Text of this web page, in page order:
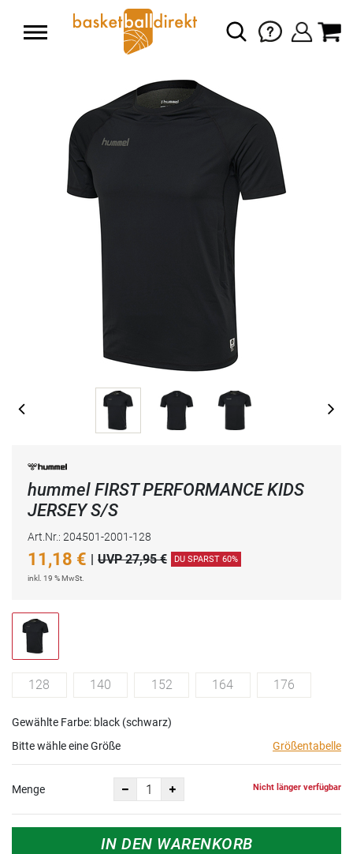
hummel FIRST PERFORMANCE KIDS
JERSEY S/S
Art.Nr.: 204501-2001-128
11,18 € | UVP 27,95 € DU SPARST 60%
inkl. 19 % MwSt.
128 140 152 164 176
Gewählte Farbe: black (schwarz)
Bitte wähle eine Größe
Größentabelle
Menge Nicht länger verfügbar
IN DEN WARENKORB